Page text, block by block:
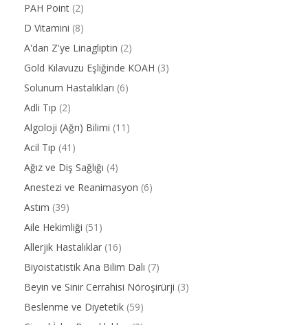
PAH Point (2)
D Vitamini (8)
A'dan Z'ye Linagliptin (2)
Gold Kılavuzu Eşliğinde KOAH (3)
Solunum Hastalıkları (6)
Adli Tıp (2)
Algoloji (Ağrı) Bilimi (11)
Acil Tıp (41)
Ağız ve Diş Sağlığı (4)
Anestezi ve Reanimasyon (6)
Astım (39)
Aile Hekimliği (51)
Allerjik Hastalıklar (16)
Biyoistatistik Ana Bilim Dalı (7)
Beyin ve Sinir Cerrahisi Nöroşirürji (3)
Beslenme ve Diyetetik (59)